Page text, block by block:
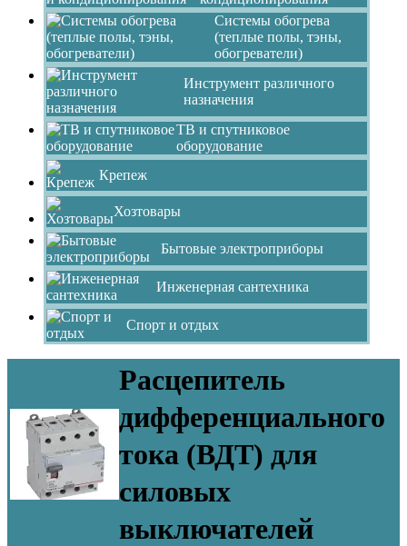
Системы обогрева
(теплые полы, тэны,
обогреватели)
Инструмент различного
назначения
ТВ и спутниковое
оборудование
Крепеж
Хозтовары
Бытовые электроприборы
Инженерная сантехника
Спорт и отдых
Расцепитель
дифференциального
тока (ВДТ) для
силовых
выключателей